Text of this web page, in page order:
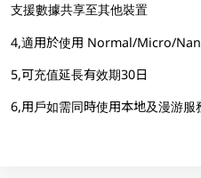
支援數據共享至其他裝置
4,適用於使用 Normal/Micro/
5,可充值延長有效期30日
6,用戶如需同時使用本地及漫游